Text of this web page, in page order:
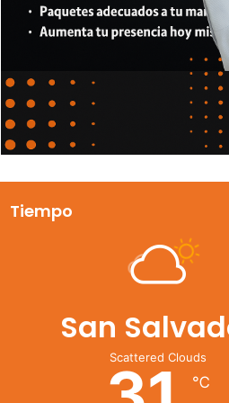
Tiempo
San
Scattered Clouds
℃